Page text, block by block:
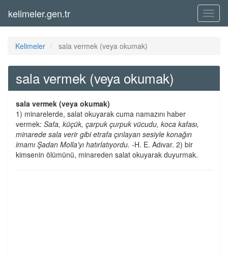
Menü
kelimeler.gen.tr
Kelimeler sala vermek (veya okumak)
sala vermek (veya okumak)
sala vermek (veya okumak)
1) minarelerde, salat okuyarak cuma namazını haber
vermek: Safa, küçük, çarpuk çurpuk vücudu, koca kafası,
minarede sala verir gibi etrafa çınlayan sesiyle konağın
imamı Şadan Molla'yı hatırlatıyordu. -H. E. Adıvar. 2) bir
kimsenin ölümünü, minareden salat okuyarak duyurmak.